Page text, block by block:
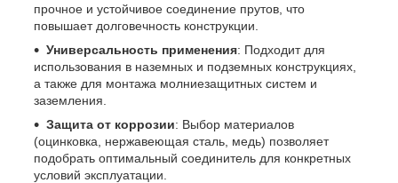
прочное и устойчивое соединение прутов, что
повышает долговечность конструкции.
Универсальность применения: Подходит для
использования в наземных и подземных конструкциях,
а также для монтажа молниезащитных систем и
заземления.
Защита от коррозии: Выбор материалов
(оцинковка, нержавеющая сталь, медь) позволяет
подобрать оптимальный соединитель для конкретных
условий эксплуатации.